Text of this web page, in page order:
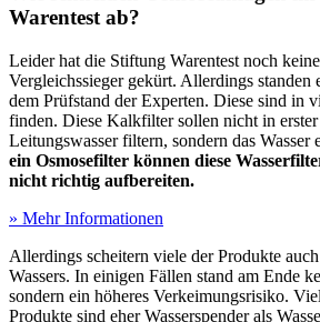
Warentest ab?
Leider hat die Stiftung Warentest noch
Vergleichssieger gekürt. Allerdings standen
dem Prüfstand der Experten. Diese sind in
finden. Diese Kalkfilter sollen nicht in
Leitungswasser filtern, sondern das Wasser
ein Osmosefilter können diese
nicht richtig aufbereiten.
» Mehr Informationen
Allerdings scheitern viele der Produkte
Wassers. In einigen Fällen stand am Ende
sondern ein höheres Verkeimungsrisiko.
Produkte sind eher Wasserspender als